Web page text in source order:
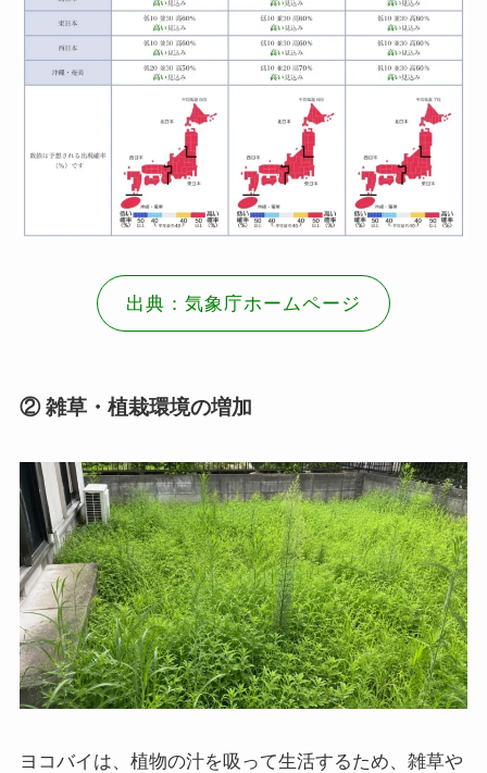
出典：気象庁ホームページ
② 雑草・植栽環境の増加
ヨコバイは、植物の汁を吸って生活するため、雑草や